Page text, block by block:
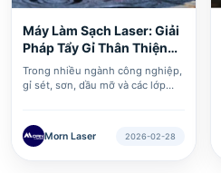
Máy Làm Sạch Laser: Giải
Pháp Tẩy Gỉ Thân Thiện
Vớ···
Trong nhiều ngành công nghiệp,
gỉ sét, sơn, dầu mỡ và các lớp
và phục hồi kim loại.
Morn Laser 2026-02-28